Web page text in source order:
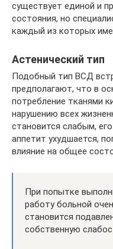
существует единой и
состояния, но
каждый из которых
Астенический тип
Подобный тип ВСД
предполагают, что в
потребление тканями
нарушению всех
становится слабым,
аппетит ухудшается,
влияние на общее
При попытке
работу больной
становится
собственную